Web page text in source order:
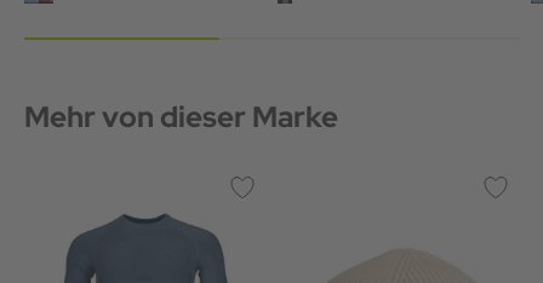
Mehr von dieser Marke